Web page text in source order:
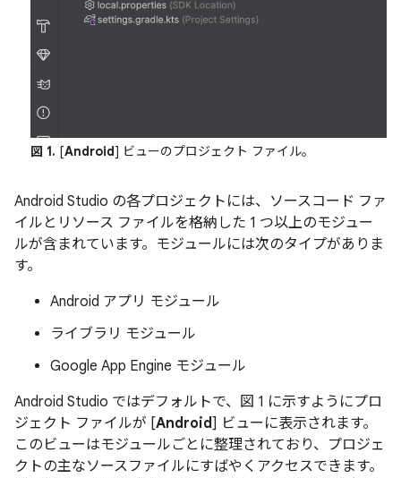
図 1. [Android] ビューのプロジェクト ファイル。
Android Studio の各プロジェクトには、ソースコード ファ
イルとリソース ファイルを格納した 1 つ以上のモジュー
ルが含まれています。モジュールには次のタイプがありま
す。
Android アプリ モジュール
ライブラリ モジュール
Google App Engine モジュール
Android Studio ではデフォルトで、図 1 に示すようにプロ
ジェクト ファイルが [Android] ビューに表示されます。
このビューはモジュールごとに整理されており、プロジェ
クトの主なソースファイルにすばやくアクセスできます。